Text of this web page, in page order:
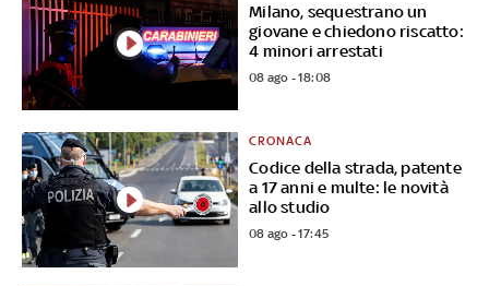
Milano, sequestrano un
giovane e chiedono riscatto:
4 minori arrestati
08 ago - 18:08
Codice della strada, patente
a 17 anni e multe: le novità
allo studio
CRONACA
08 ago - 17:45